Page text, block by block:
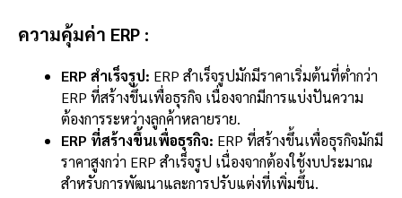
ความคุ้มค่า ERP :
ERP สำเร็จรูป: ERP สำเร็จรูปมักมีราคาเริ่มต้นที่ต่ำกว่า
ERP ที่สร้างขึ้นเพื่อธุรกิจ เนื่องจากมีการแบ่งปันความ
ต้องการระหว่างลูกค้าหลายราย.
ERP ที่สร้างขึ้นเพื่อธุรกิจ: ERP ที่สร้างขึ้นเพื่อธุรกิจมักมี
ราคาสูงกว่า ERP สำเร็จรูป เนื่องจากต้องใช้งบประมาณ
สำหรับการพัฒนาและการปรับแต่งที่เพิ่มขึ้น.